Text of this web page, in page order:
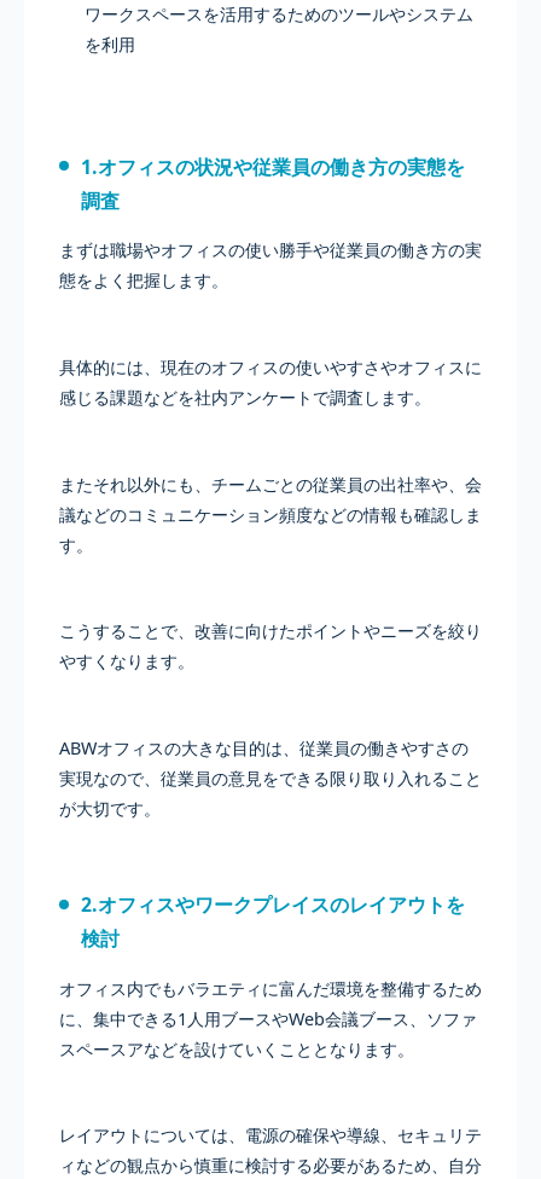
ワークスペースを活用するためのツールやシステム
を利用
1.オフィスの状況や従業員の働き方の実態を
調査
まずは職場やオフィスの使い勝手や従業員の働き方の実
態をよく把握します。
具体的には、現在のオフィスの使いやすさやオフィスに
感じる課題などを社内アンケートで調査します。
またそれ以外にも、チームごとの従業員の出社率や、会
議などのコミュニケーション頻度などの情報も確認しま
す。
こうすることで、改善に向けたポイントやニーズを絞り
やすくなります。
ABWオフィスの大きな目的は、従業員の働きやすさの
実現なので、従業員の意見をできる限り取り入れること
が大切です。
2.オフィスやワークプレイスのレイアウトを
検討
オフィス内でもバラエティに富んだ環境を整備するため
に、集中できる1人用ブースやWeb会議ブース、ソファ
スペースアなどを設けていくこととなります。
レイアウトについては、電源の確保や導線、セキュリテ
ィなどの観点から慎重に検討する必要があるため、自分